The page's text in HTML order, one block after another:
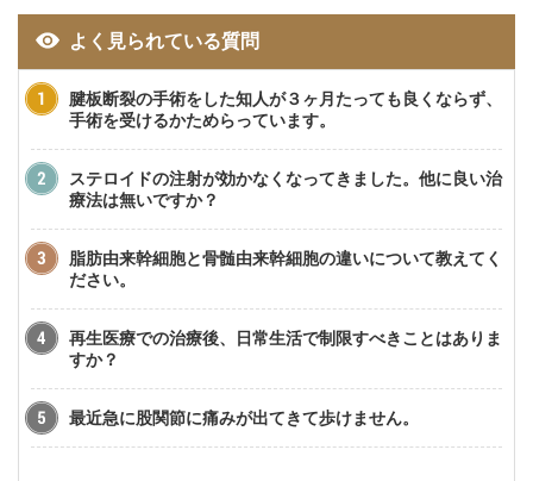
よく見られている質問
腱板断裂の手術をした知人が３ヶ月たっても良くならず、
手術を受けるかためらっています。
ステロイドの注射が効かなくなってきました。他に良い治
療法は無いですか？
脂肪由来幹細胞と骨髄由来幹細胞の違いについて教えてく
ださい。
再生医療での治療後、日常生活で制限すべきことはありま
すか？
最近急に股関節に痛みが出てきて歩けません。